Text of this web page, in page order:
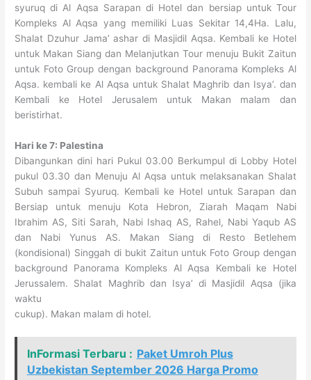
syuruq di Al Aqsa Sarapan di Hotel dan bersiap untuk Tour
Kompleks Al Aqsa yang memiliki Luas Sekitar 14,4Ha. Lalu,
Shalat Dzuhur Jama’ ashar di Masjidil Aqsa. Kembali ke Hotel
untuk Makan Siang dan Melanjutkan Tour menuju Bukit Zaitun
untuk Foto Group dengan background Panorama Kompleks Al
Aqsa. kembali ke Al Aqsa untuk Shalat Maghrib dan Isya’. dan
Kembali ke Hotel Jerusalem untuk Makan malam dan
beristirhat.
Hari ke 7: Palestina
Dibangunkan dini hari Pukul 03.00 Berkumpul di Lobby Hotel
pukul 03.30 dan Menuju Al Aqsa untuk melaksanakan Shalat
Subuh sampai Syuruq. Kembali ke Hotel untuk Sarapan dan
Bersiap untuk menuju Kota Hebron, Ziarah Maqam Nabi
Ibrahim AS, Siti Sarah, Nabi Ishaq AS, Rahel, Nabi Yaqub AS
dan Nabi Yunus AS. Makan Siang di Resto Betlehem
(kondisional) Singgah di bukit Zaitun untuk Foto Group dengan
background Panorama Kompleks Al Aqsa Kembali ke Hotel
Jerussalem. Shalat Maghrib dan Isya’ di Masjidil Aqsa (jika
waktu
cukup). Makan malam di hotel.
InFormasi Terbaru : Paket Umroh Plus
Uzbekistan September 2026 Harga Promo